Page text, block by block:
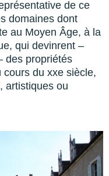
de ce
domaines dont
au Moyen Âge, à la
qui devinrent –
des propriétés
du xxe siècle,
artistiques ou